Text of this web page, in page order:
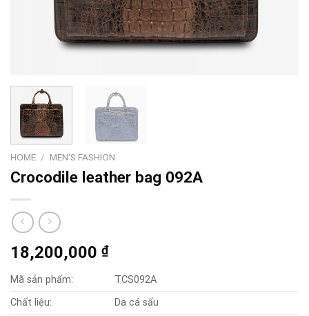
HOME / MEN'S FASHION
Crocodile leather bag 092A
18,200,000 ₫
Mã sản phẩm:
TCS092A
Chất liệu:
Da cá sấu